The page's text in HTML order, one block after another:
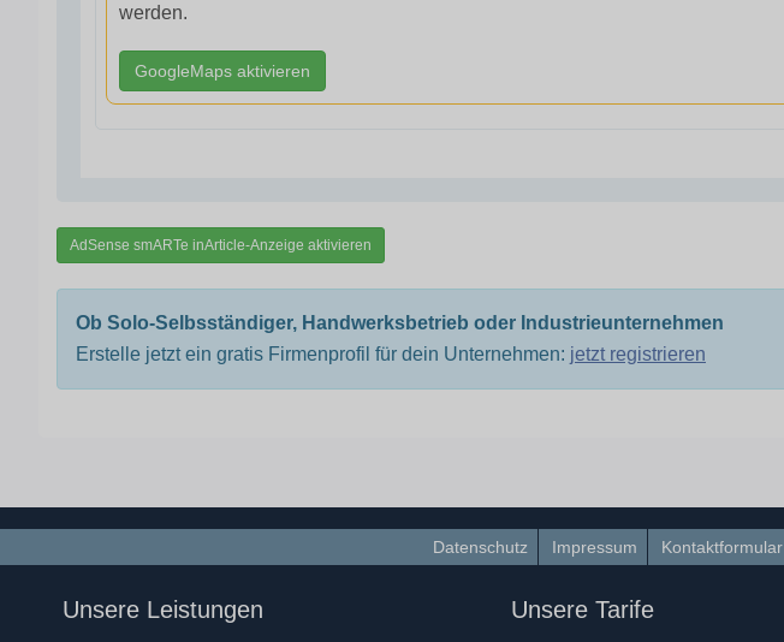
werden.
GoogleMaps aktivieren
AdSense smARTe inArticle-Anzeige aktivieren
Ob Solo-Selbsständiger, Handwerksbetrieb oder Industrieunternehmen
Erstelle jetzt ein gratis Firmenprofil für dein Unternehmen: jetzt registrieren
Datenschutz Impressum Kontaktformular
Unsere Leistungen Unsere Tarife